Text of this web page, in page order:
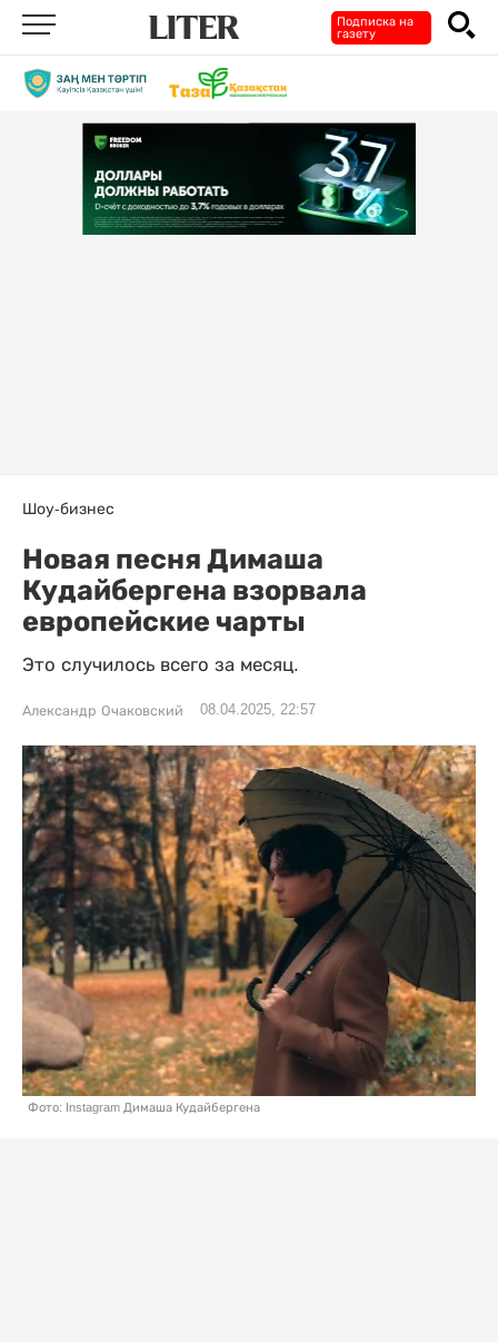
Подписка на
газету
Шоу-бизнес
Новая песня Димаша
Кудайбергена взорвала
европейские чарты
Это случилось всего за месяц.
Александр Очаковский 08.04.2025, 22:57
Фото: Instagram Димаша Кудайбергена